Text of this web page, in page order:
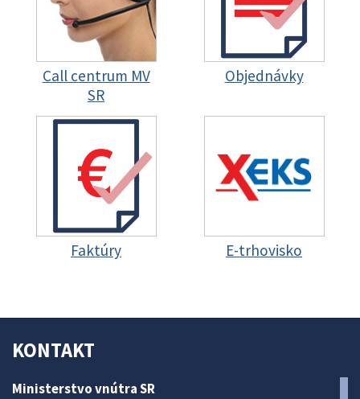
Call centrum MV
SR
Objednávky
Faktúry E-trhovisko
KONTAKT
Ministerstvo vnútra SR